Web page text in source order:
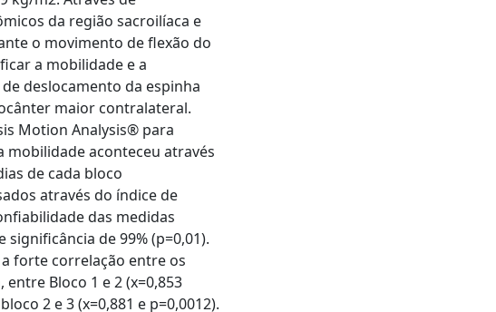
da região sacroilíaca e
o movimento de flexão do
a mobilidade e a
deslocamento da espinha
maior contralateral.
Motion Analysis® para
mobilidade aconteceu através
de cada bloco
através do índice de
das medidas
de 99% (p=0,01).
forte correlação entre os
Bloco 1 e 2 (x=0,853
2 e 3 (x=0,881 e p=0,0012).